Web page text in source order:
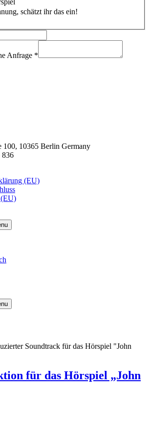
schätzt ihr das ein!
Anfrage *
100, 10365 Berlin Germany
836
(EU)
für das Hörspiel „John